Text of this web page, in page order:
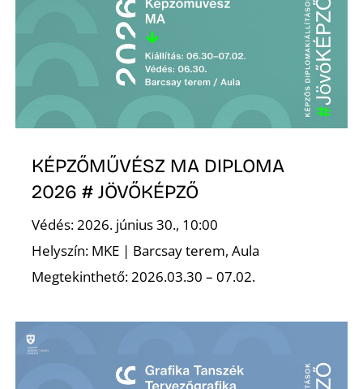
KÉPZŐMŰVÉSZ MA DIPLOMA
2026 # JÖVŐKÉPZŐ
Védés: 2026. június 30., 10:00
Helyszín: MKE | Barcsay terem, Aula
Megtekinthető: 2026.03.30 – 07.02.